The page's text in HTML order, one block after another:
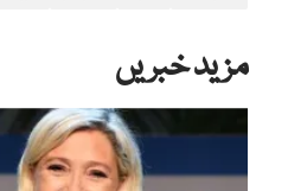
مزید خبریں